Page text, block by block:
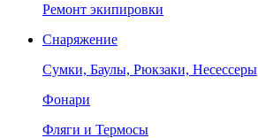
Ремонт экипировки
Снаряжение
Сумки, Баулы, Рюкзаки, Несессеры
Фонари
Фляги и Термосы